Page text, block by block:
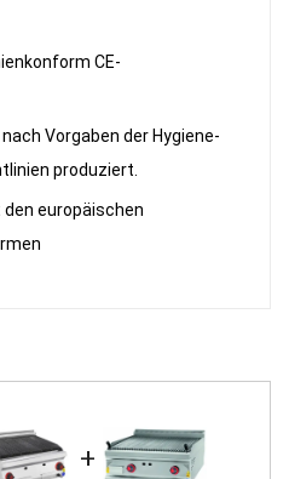
CE-
Vorgaben der Hygiene-
produziert.
europäischen
+